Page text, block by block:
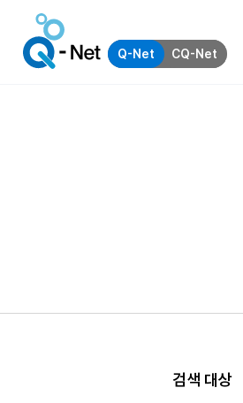
Q-Net CQ-Net
검색 대상